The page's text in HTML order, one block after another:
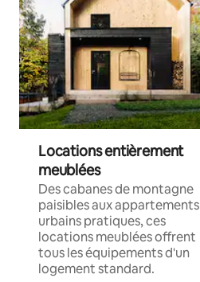
Locations entièrement
meublées
Des cabanes de montagne
paisibles aux appartements
urbains pratiques, ces
locations meublées offrent
tous les équipements d'un
logement standard.